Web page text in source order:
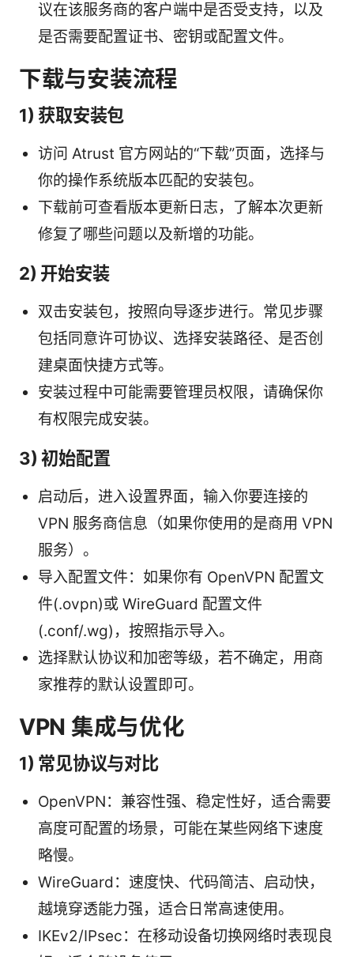
议在该服务商的客户端中是否受支持，以及
是否需要配置证书、密钥或配置文件。
下载与安装流程
1) 获取安装包
访问 Atrust 官方网站的“下载”页面，选择与
你的操作系统版本匹配的安装包。
下载前可查看版本更新日志，了解本次更新
修复了哪些问题以及新增的功能。
2) 开始安装
双击安装包，按照向导逐步进行。常见步骤
包括同意许可协议、选择安装路径、是否创
建桌面快捷方式等。
安装过程中可能需要管理员权限，请确保你
有权限完成安装。
3) 初始配置
启动后，进入设置界面，输入你要连接的
VPN 服务商信息（如果你使用的是商用 VPN
服务）。
导入配置文件：如果你有 OpenVPN 配置文
件(.ovpn)或 WireGuard 配置文件
(.conf/.wg)，按照指示导入。
选择默认协议和加密等级，若不确定，用商
家推荐的默认设置即可。
VPN 集成与优化
1) 常见协议与对比
OpenVPN：兼容性强、稳定性好，适合需要
高度可配置的场景，可能在某些网络下速度
略慢。
WireGuard：速度快、代码简洁、启动快，
越境穿透能力强，适合日常高速使用。
IKEv2/IPsec：在移动设备切换网络时表现良